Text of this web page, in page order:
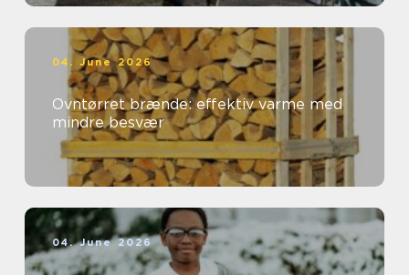
04. June 2026
Ovntørret brænde: effektiv varme med
mindre besvær
04. June 2026